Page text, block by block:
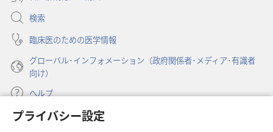
プライバシー設定
く）
開
く）
検索
臨床医のための医学情報
グローバル･インフォメーション（政府関係者･メディア･有識者
向け）
ヘルプ
寄付